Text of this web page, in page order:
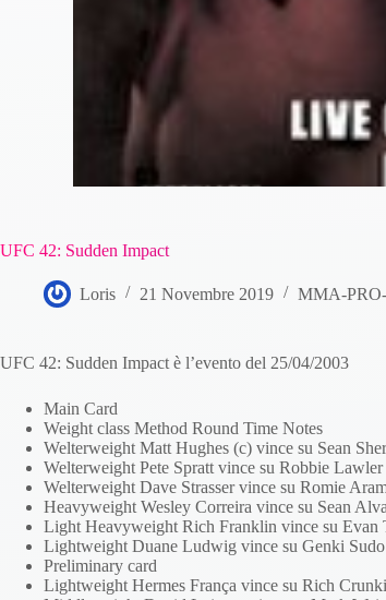
UFC 42: Sudden Impact
Loris 21 Novembre 2019 MMA-
UFC 42: Sudden Impact è l’evento del 25/04/2003
Main Card
Weight class Method Round Time Notes
Welterweight Matt Hughes (c) vince su Sean
Welterweight Pete Spratt vince su Robbie
Welterweight Dave Strasser vince su Romie
Heavyweight Wesley Correira vince su Sean
Light Heavyweight Rich Franklin vince su Evan
Lightweight Duane Ludwig vince su Genki
Preliminary card
Lightweight Hermes França vince su Rich